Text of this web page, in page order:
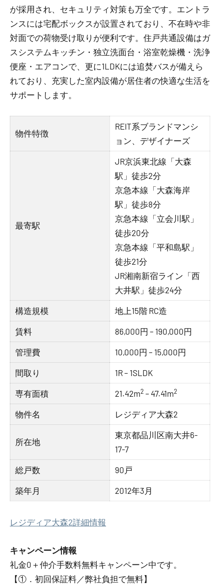
が採用され、セキュリティ対策も万全です。エントラ
ンスには宅配ボックスが設置されており、不在時や非
対面での荷物受け取りが便利です。住戸共通設備はガ
スシステムキッチン・独立洗面台・浴室乾燥機・洗浄
便座・エアコンで、更に1LDKには追焚バスが備えら
れており、充実した室内設備が居住者の快適な生活を
サポートします。
物件特徴
REIT系ブランドマンシ
ョン、デザイナーズ
最寄駅
JR京浜東北線「大森
駅」徒歩2分
京急本線「大森海岸
駅」徒歩8分
京急本線「立会川駅」
徒歩20分
京急本線「平和島駅」
徒歩21分
JR湘南新宿ライン「西
大井駅」徒歩24分
構造規模 地上15階 RC造
賃料 86,000円 – 190,000円
管理費 10,000円 – 15,000円
間取り 1R – 1SLDK
専有面積 21.42m2 – 47.41m2
物件名 レジディア大森2
所在地
東京都品川区南大井6-
17-7
総戸数 90戸
築年月 2012年3月
レジディア大森2詳細情報
キャンペーン情報
礼金0 ＋ 仲介手数料無料キャンペーン中です。
【①．初回保証料／弊社負担で無料】